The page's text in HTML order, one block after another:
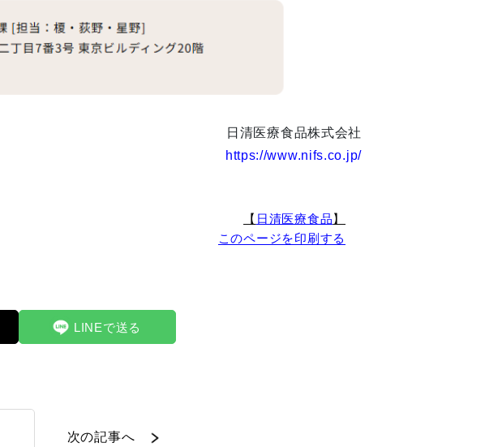
日清医療食品株式会社
https://www.nifs.co.jp/
【 日清医療食品】
このページを印刷する
LINEで送る
次の記事へ